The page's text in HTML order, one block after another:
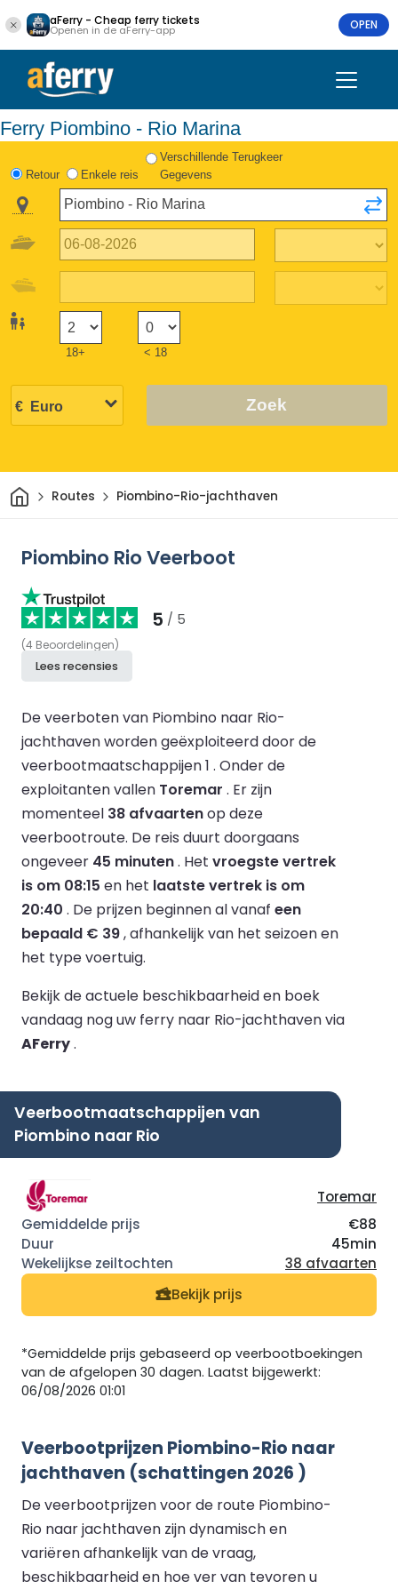
aFerry - Cheap ferry tickets
Openen in de aFerry-app OPEN
Ferry Piombino - Rio Marina
Retour Enkele reis
Verschillende Terugkeer
Gegevens
18+ < 18
Zoek
ThuisRoutes Piombino-Rio-jachthaven
Piombino Rio Veerboot
5 / 5
(4 Beoordelingen)
Lees recensies
De veerboten van Piombino naar Rio-
jachthaven worden geëxploiteerd door de
veerbootmaatschappijen 1 . Onder de
exploitanten vallen Toremar . Er zijn
momenteel 38 afvaartenop deze
veerbootroute. De reis duurt doorgaans
ongeveer 45 minuten. Het vroegste vertrek
is om 08:15 en het laatste vertrek is om
20:40 . De prijzen beginnen al vanaf een
bepaald € 39, afhankelijk van het seizoen en
het type voertuig.
Bekijk de actuele beschikbaarheid en boek
vandaag nog uw ferry naar Rio-jachthaven via
AFerry.
Veerbootmaatschappijen van
Piombino naar Rio
Toremar
€88
45min
38 afvaarten
Bekijk prijs
*Gemiddelde prijs gebaseerd op veerbootboekingen
van de afgelopen 30 dagen. Laatst bijgewerkt:
06/08/2026 01:01
Veerbootprijzen Piombino-Rio naar
jachthaven (schattingen 2026 )
De veerbootprijzen voor de route Piombino-
Rio naar jachthaven zijn dynamisch en
variëren afhankelijk van de vraag,
beschikbaarheid en hoe ver van tevoren u